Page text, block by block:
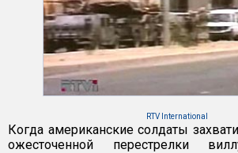
RTV International
Когда американские солдаты
ожесточенной перестрелки